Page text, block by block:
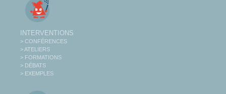
INTERVENTIONS
> CONFÉRENCES
> ATELIERS
> FORMATIONS
> DÉBATS
> EXEMPLES